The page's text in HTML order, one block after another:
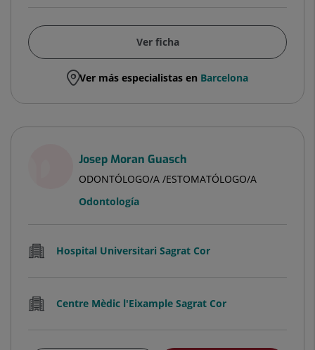
Ver ficha
Ver más especialistas en Barcelona
Josep Moran Guasch
ODONTÓLOGO/A /ESTOMATÓLOGO/A
Odontología
Hospital Universitari Sagrat Cor
Centre Mèdic l'Eixample Sagrat Cor